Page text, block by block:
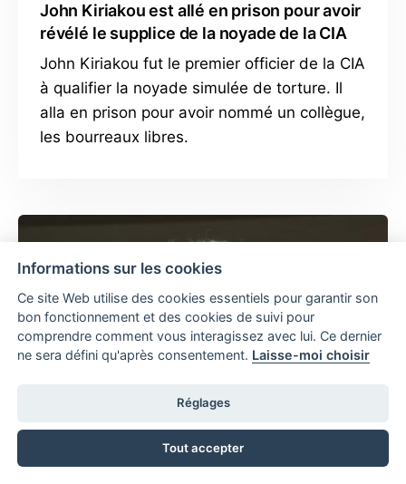
John Kiriakou est allé en prison pour avoir
révélé le supplice de la noyade de la CIA
John Kiriakou fut le premier officier de la CIA
à qualifier la noyade simulée de torture. Il
alla en prison pour avoir nommé un collègue,
les bourreaux libres.
Informations sur les cookies
Ce site Web utilise des cookies essentiels pour garantir son
bon fonctionnement et des cookies de suivi pour
comprendre comment vous interagissez avec lui. Ce dernier
ne sera défini qu'après consentement. Laisse-moi choisir
Réglages
Tout accepter